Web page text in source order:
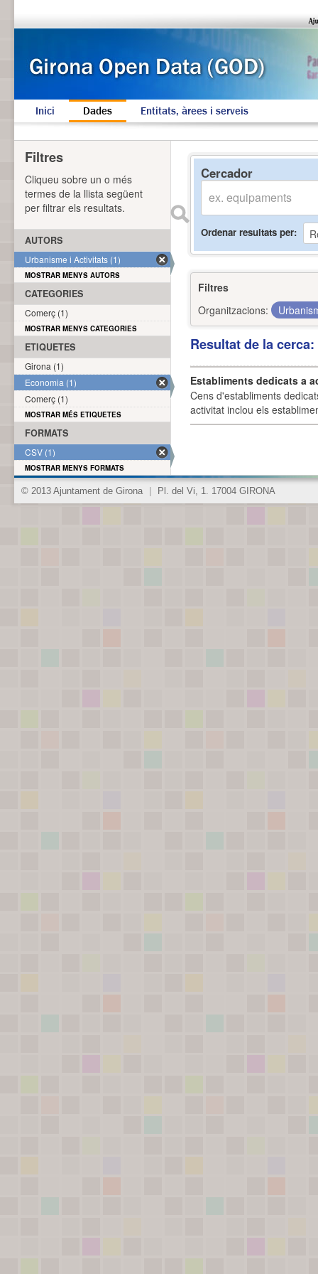
Inici Dades Entitats, àrees i serveis
Cercador
Ordenar resultats per
Filtres
Organitzacions:
Resultat de la
Establiments dedicats a
Cens d'establiments
activitat inclou els
Filtres
Cliqueu sobre un o més
termes de la llista següent
per filtrar els resultats.
AUTORS
Urbanisme i Activitats (1)
MOSTRAR MENYS AUTORS
CATEGORIES
Comerç (1)
MOSTRAR MENYS CATEGORIES
ETIQUETES
Girona (1)
Economia (1)
Comerç (1)
MOSTRAR MÉS ETIQUETES
FORMATS
CSV (1)
MOSTRAR MENYS FORMATS
© 2013 Ajuntament de Girona Pl. del Vi, 1. 17004 GIRONA